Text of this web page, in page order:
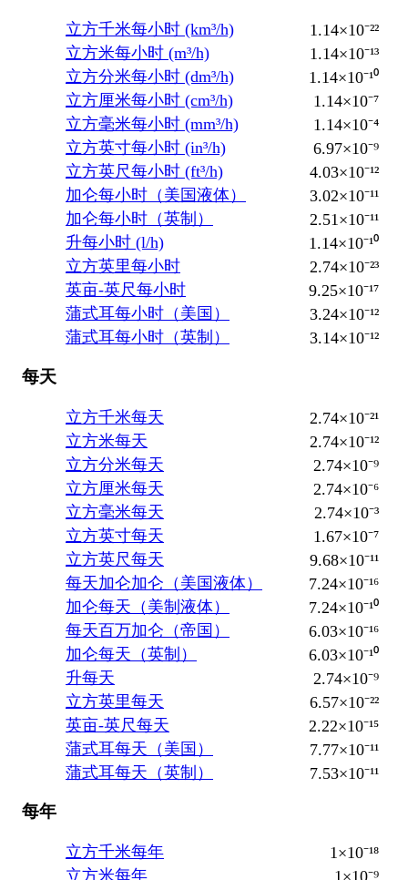
立方千米每小时 (km³/h)
1.14×10⁻²²
立方米每小时 (m³/h)
1.14×10⁻¹³
立方分米每小时 (dm³/h)
1.14×10⁻¹⁰
立方厘米每小时 (cm³/h)
1.14×10⁻⁷
立方毫米每小时 (mm³/h)
1.14×10⁻⁴
立方英寸每小时 (in³/h)
6.97×10⁻⁹
立方英尺每小时 (ft³/h)
4.03×10⁻¹²
加仑每小时（美国液体）
3.02×10⁻¹¹
加仑每小时（英制）
2.51×10⁻¹¹
升每小时 (l/h)
1.14×10⁻¹⁰
立方英里每小时
2.74×10⁻²³
英亩-英尺每小时
9.25×10⁻¹⁷
蒲式耳每小时（美国）
3.24×10⁻¹²
蒲式耳每小时（英制）
3.14×10⁻¹²
每天
立方千米每天
2.74×10⁻²¹
立方米每天
2.74×10⁻¹²
立方分米每天
2.74×10⁻⁹
立方厘米每天
2.74×10⁻⁶
立方毫米每天
2.74×10⁻³
立方英寸每天
1.67×10⁻⁷
立方英尺每天
9.68×10⁻¹¹
每天加仑加仑（美国液体）
7.24×10⁻¹⁶
加仑每天（美制液体）
7.24×10⁻¹⁰
每天百万加仑（帝国）
6.03×10⁻¹⁶
加仑每天（英制）
6.03×10⁻¹⁰
升每天
2.74×10⁻⁹
立方英里每天
6.57×10⁻²²
英亩-英尺每天
2.22×10⁻¹⁵
蒲式耳每天（美国）
7.77×10⁻¹¹
蒲式耳每天（英制）
7.53×10⁻¹¹
每年
立方千米每年
1×10⁻¹⁸
立方米每年
1×10⁻⁹